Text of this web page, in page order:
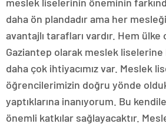
daha ön plandadır ama her
avantajlı tarafları vardır. Hem
Gaziantep olarak meslek
daha çok ihtiyacımız var. Meslek
öğrencilerimizin doğru yönde
yaptıklarına inanıyorum. Bu
önemli katkılar sağlayacaktır.